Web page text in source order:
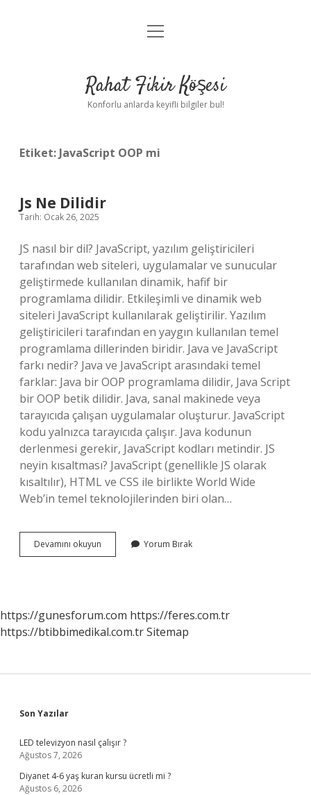
Anasayfa
Yasal Uyarı
menüyü
Rahat Fikir Köşesi
Konforlu anlarda keyifli bilgiler bul!
Etiket: JavaScript OOP mi
Js Ne Dilidir
Tarih: Ocak 26, 2025
JS nasıl bir dil? JavaScript, yazılım geliştiricileri
tarafından web siteleri, uygulamalar ve sunucular
geliştirmede kullanılan dinamik, hafif bir
programlama dilidir. Etkileşimli ve dinamik web
siteleri JavaScript kullanılarak geliştirilir. Yazılım
geliştiricileri tarafından en yaygın kullanılan temel
programlama dillerinden biridir. Java ve JavaScript
farkı nedir? Java ve JavaScript arasındaki temel
farklar: Java bir OOP programlama dilidir, Java Script
bir OOP betik dilidir. Java, sanal makinede veya
tarayıcıda çalışan uygulamalar oluşturur. JavaScript
kodu yalnızca tarayıcıda çalışır. Java kodunun
derlenmesi gerekir, JavaScript kodları metindir. JS
neyin kısaltması? JavaScript (genellikle JS olarak
kısaltılır), HTML ve CSS ile birlikte World Wide
Web’in temel teknolojilerinden biri olan…
Devamını okuyun
Ne
Yorum Bırak
https://gunesforum.com https://feres.com.tr
https://btibbimedikal.com.trSitemap
Sidebar
Son Yazılar
LED televizyon nasıl çalışır ?
Ağustos 7, 2026
Diyanet 4-6 yaş kuran kursu ücretli mi ?
Ağustos 6, 2026